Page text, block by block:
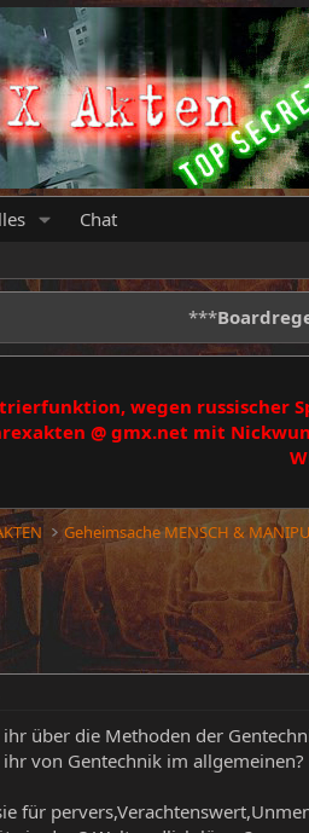
Chat
***
wegen russischer
@ gmx.net mit
Geheimsache MENSCH &
über die Methoden der
von Gentechnik im allgemeinen?
für